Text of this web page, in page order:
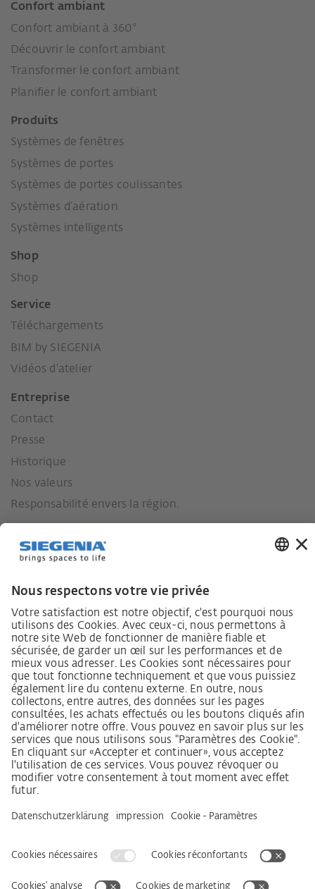
Confort ambiant
Confort ambiant à 360°
Découvrir le confort ambiant
Transformer le confort ambiant
Planifier le confort ambiant
Produits
Systèmes de fenêtres
Systèmes de portes
Systèmes de portes coulissantes
Systèmes d’aération
Systèmes intelligents
Shop
Shop
Service
Téléchargements
BIM by SIEGENIA
Vidéos d'atelier
Entreprise
Contact
Presse
Historique
Nos valeurs
Responsabilité envers la région.
Lieferkettensorgfaltspflichtengesetz
Lieferantenkodex
Grundsatzerklärung Menschenrechtsstrategie
Beschwerdeverfahren
Mentions légales
CGV
Déclaration relative à la protection des données
Informations sur l’accessibilité